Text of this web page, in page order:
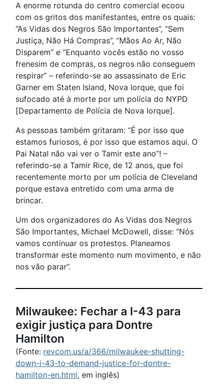
A enorme rotunda do centro comercial ecoou
com os gritos dos manifestantes, entre os quais:
“As Vidas dos Negros São Importantes”, “Sem
Justiça, Não Há Compras”, “Mãos Ao Ar, Não
Disparem” e “Enquanto vocês estão no vosso
frenesim de compras, os negros não conseguem
respirar” – referindo-se ao assassinato de Eric
Garner em Staten Island, Nova Iorque, que foi
sufocado até à morte por um polícia do NYPD
[Departamento de Polícia de Nova Iorque].
As pessoas também gritaram: “É por isso que
estamos furiosos, é por isso que estamos aqui. O
Pai Natal não vai ver o Tamir este ano”! –
referindo-se a Tamir Rice, de 12 anos, que foi
recentemente morto por um polícia de Cleveland
porque estava entretido com uma arma de
brincar.
Um dos organizadores do As Vidas dos Negros
São Importantes, Michael McDowell, disse: “Nós
vamos continuar os protestos. Planeamos
transformar este momento num movimento, e não
nos vão parar”.
Milwaukee: Fechar a I-43 para
exigir justiça para Dontre
Hamilton
(Fonte: revcom.us/a/366/milwaukee-shutting-
down-i-43-to-demand-justice-for-dontre-
hamilton-en.html, em inglês)